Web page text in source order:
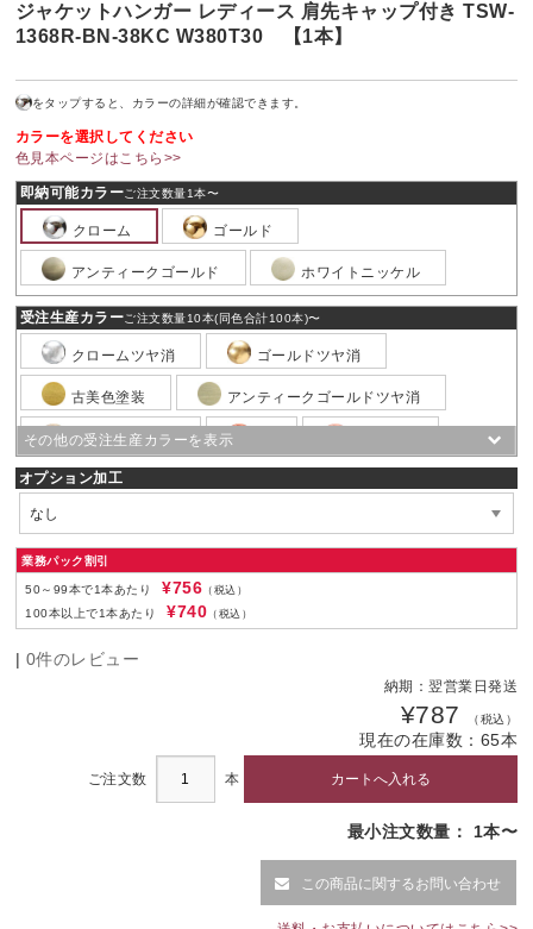
ジャケットハンガー レディース 肩先キャップ付き TSW-
1368R-BN-38KC W380T30 【1本】
をタップすると、カラーの詳細が確認できます。
カラーを選択してください
色見本ページはこちら>>
即納可能カラーご注文数量1本〜
クローム ゴールド
アンティークゴールド ホワイトニッケル
受注生産カラーご注文数量10本(同色合計100本)〜
クロームツヤ消 ゴールドツヤ消
古美色塗装 アンティークゴールドツヤ消
ニッケルツヤ消
銅ブロンズ
黒ニッケル
黒ツヤ消塗装
ホワイトブロンズツヤ消 白粉体塗装
白ツヤ消塗装
オプション加工
業務パック割引
50～99本で1本あたり ¥756 （税込）
100本以上で1本あたり
¥740 （税込）
| 0件のレビュー
納期：翌営業日発送
¥787 （税込）
現在の在庫数： 65本
ご注文数 本
最小注文数量： 1本〜
この商品に関するお問い合わせ